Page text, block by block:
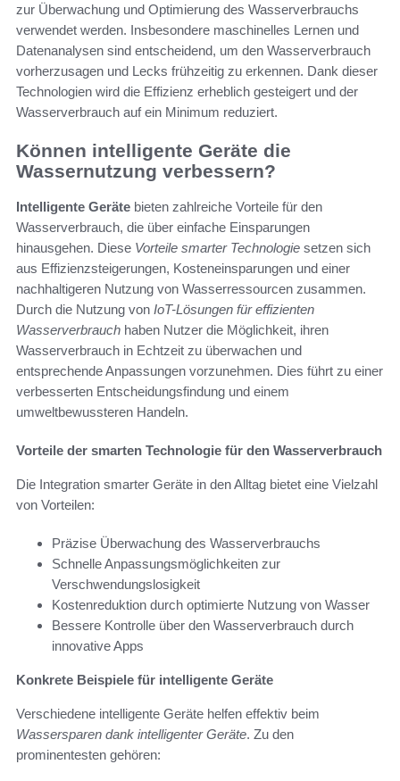
zur Überwachung und Optimierung des Wasserverbrauchs
verwendet werden. Insbesondere maschinelles Lernen und
Datenanalysen sind entscheidend, um den Wasserverbrauch
vorherzusagen und Lecks frühzeitig zu erkennen. Dank dieser
Technologien wird die Effizienz erheblich gesteigert und der
Wasserverbrauch auf ein Minimum reduziert.
Können intelligente Geräte die
Wassernutzung verbessern?
Intelligente Geräte bieten zahlreiche Vorteile für den
Wasserverbrauch, die über einfache Einsparungen
hinausgehen. Diese Vorteile smarter Technologie setzen sich
aus Effizienzsteigerungen, Kosteneinsparungen und einer
nachhaltigeren Nutzung von Wasserressourcen zusammen.
Durch die Nutzung von IoT-Lösungen für effizienten
Wasserverbrauch haben Nutzer die Möglichkeit, ihren
Wasserverbrauch in Echtzeit zu überwachen und
entsprechende Anpassungen vorzunehmen. Dies führt zu einer
verbesserten Entscheidungsfindung und einem
umweltbewussteren Handeln.
Vorteile der smarten Technologie für den Wasserverbrauch
Die Integration smarter Geräte in den Alltag bietet eine Vielzahl
von Vorteilen:
Präzise Überwachung des Wasserverbrauchs
Schnelle Anpassungsmöglichkeiten zur
Verschwendungslosigkeit
Kostenreduktion durch optimierte Nutzung von Wasser
Bessere Kontrolle über den Wasserverbrauch durch
innovative Apps
Konkrete Beispiele für intelligente Geräte
Verschiedene intelligente Geräte helfen effektiv beim
Wassersparen dank intelligenter Geräte. Zu den
prominentesten gehören: